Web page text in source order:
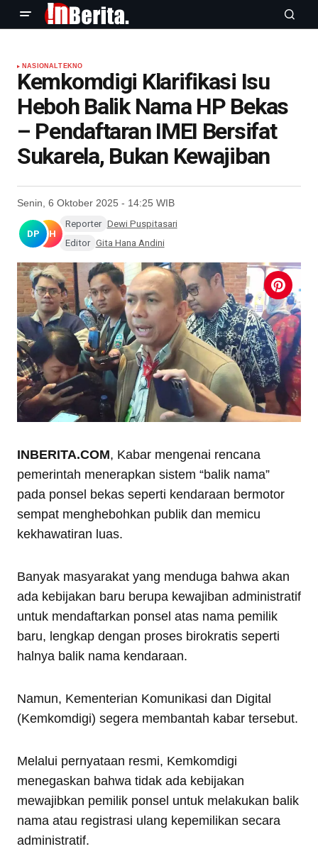
NASIONALTEKNO
Kemkomdigi Klarifikasi Isu
Heboh Balik Nama HP Bekas
– Pendaftaran IMEI Bersifat
Sukarela, Bukan Kewajiban
Senin, 6 Oktober 2025 - 14:25 WIB
DP GH
Reporter Dewi Puspitasari
Editor Gita Hana Andini
INBERITA.COM, Kabar mengenai rencana
pemerintah menerapkan sistem “balik nama”
pada ponsel bekas seperti kendaraan bermotor
sempat menghebohkan publik dan memicu
kekhawatiran luas.
Banyak masyarakat yang menduga bahwa akan
ada kebijakan baru berupa kewajiban administratif
untuk mendaftarkan ponsel atas nama pemilik
baru, lengkap dengan proses birokratis seperti
halnya balik nama kendaraan.
Namun, Kementerian Komunikasi dan Digital
(Kemkomdigi) segera membantah kabar tersebut.
Melalui pernyataan resmi, Kemkomdigi
menegaskan bahwa tidak ada kebijakan
mewajibkan pemilik ponsel untuk melakukan balik
nama atau registrasi ulang kepemilikan secara
administratif.